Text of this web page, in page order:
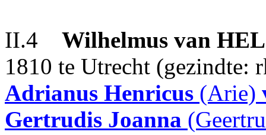
II.4 Wilhelmus van
1810 te Utrecht (gezindte:
Adrianus Henricus (Arie)
Gertrudis Joanna